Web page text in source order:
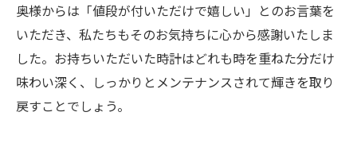
奥様からは「値段が付いただけで嬉しい」とのお言葉を
いただき、私たちもそのお気持ちに心から感謝いたしま
した。お持ちいただいた時計はどれも時を重ねた分だけ
味わい深く、しっかりとメンテナンスされて輝きを取り
戻すことでしょう。